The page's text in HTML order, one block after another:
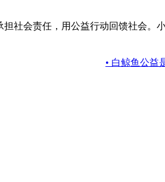
社会责任，用公益行动回馈社会
• 白鲸鱼公益